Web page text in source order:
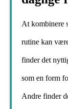
At kombinere
rutine kan
finder det
som en form
Andre finder